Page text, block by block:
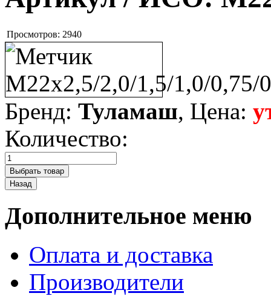
Просмотров: 2940
Бренд: Туламаш, Цена:
Количество:
Дополнительное меню
Оплата и доставка
Производители